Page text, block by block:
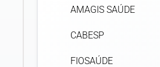
AMAGIS SAÚDE
CABESP
FIOSAÚDE